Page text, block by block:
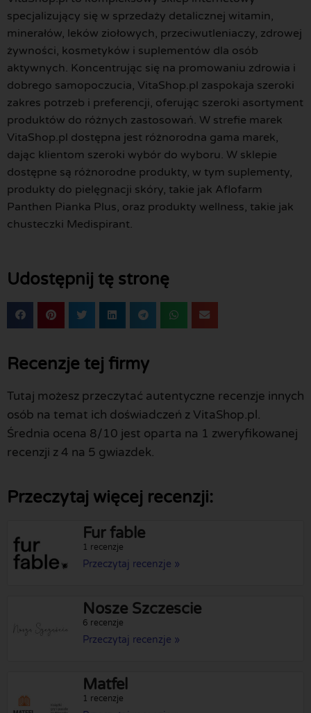
specjalizujący się w sprzedaży detalicznej witamin,
minerałów, leków ziołowych, przeciwutleniaczy, zdrowej
żywności, kosmetyków i suplementów dla osób
aktywnych. Koncentrując się na promowaniu zdrowia i
dobrego samopoczucia, VitaShop.pl zaspokaja szeroki
zakres potrzeb i preferencji, oferując szeroki asortyment
produktów do różnych zastosowań. W strefie marek
VitaShop.pl dostępna jest różnorodna gama marek,
dając klientom szeroki wybór do wyboru. W sklepie
dostępne są różnorodne produkty, w tym suplementy,
produkty do pielęgnacji skóry, takie jak Aflofarm
Panthen Pianka Plus, oraz produkty wellness, takie jak
chusteczki Medispirant.
Udostępnij tę stronę
Recenzje tej firmy
Tutaj możesz przeczytać autentyczne recenzje innych
osób na temat ich doświadczeń z VitaShop.pl.
Średnia ocena 8/10 jest oparta na 1 zweryfikowanej
recenzji z 4 na 5 gwiazdek.
Przeczytaj więcej recenzji:
Fur fable
1 recenzje
Przeczytaj recenzje »
Nosze Szczescie
6 recenzje
Przeczytaj recenzje »
Matfel
1 recenzje